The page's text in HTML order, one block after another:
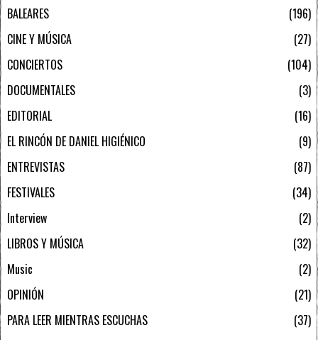
BALEARES
196
CINE Y MÚSICA
27
CONCIERTOS
104
DOCUMENTALES
3
EDITORIAL
16
EL RINCÓN DE DANIEL HIGIÉNICO
9
ENTREVISTAS
87
FESTIVALES
34
Interview
2
LIBROS Y MÚSICA
32
Music
2
OPINIÓN
21
PARA LEER MIENTRAS ESCUCHAS
37